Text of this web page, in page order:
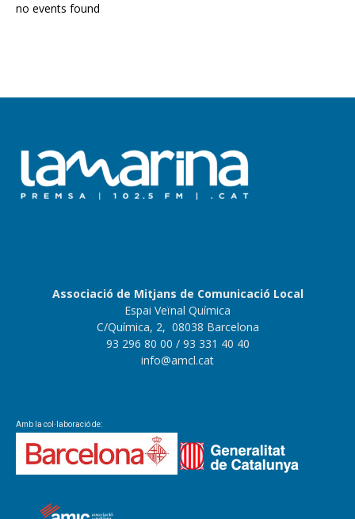
no events found
Associació de Mitjans de Comunicació Local
Espai Veïnal Química
C/Química, 2, 08038 Barcelona
93 296 80 00 / 93 331 40 40
info@amcl.cat
Amb la col·laboració de: